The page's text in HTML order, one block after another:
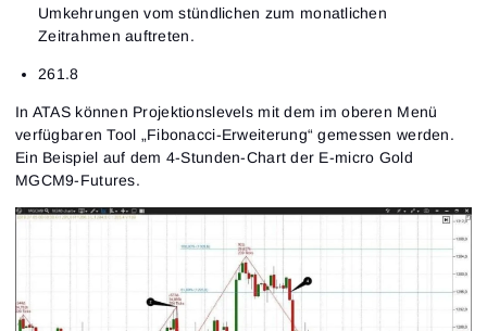
Umkehrungen vom stündlichen zum monatlichen
Zeitrahmen auftreten.
261.8
In ATAS können Projektionslevels mit dem im oberen Menü
verfügbaren Tool „Fibonacci-Erweiterung“ gemessen werden.
Ein Beispiel auf dem 4-Stunden-Chart der E-micro Gold
MGCM9-Futures.